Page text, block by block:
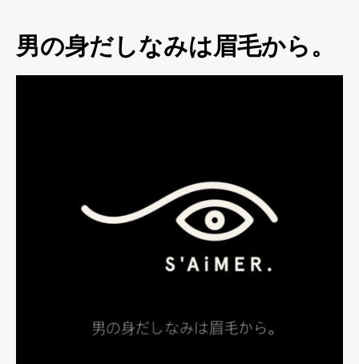
男の身だしなみは眉毛から。